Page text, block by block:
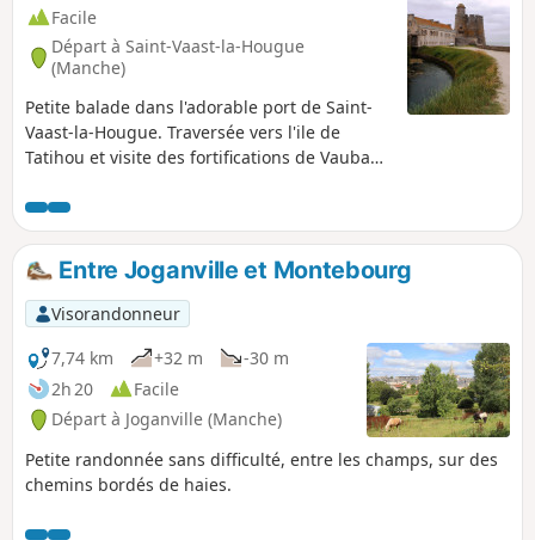
Facile
Départ à Saint-Vaast-la-Hougue
(Manche)
Petite balade dans l'adorable port de Saint-
Vaast-la-Hougue. Traversée vers l'ile de
Tatihou et visite des fortifications de Vauban.
départements bretons voisins, la Manche
offre pourtant de tout aussi merveilleux
paysages moins habités mais sauvages et
variés. Si vous croisez dans les parages,
n'hésitez pas à découvrir cette contrée,
notamment son marais, ainsi que les pointes
et falaises de la presqu'ile du Cotentin.
Entre Joganville et Montebourg
Visorandonneur
7,74 km
+32 m
-30 m
2h 20
Facile
Départ à Joganville (Manche)
Petite randonnée sans difficulté, entre les champs, sur des
chemins bordés de haies.